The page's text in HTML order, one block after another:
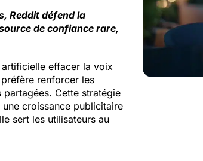
Reddit défend la
de confiance rare,
artificielle effacer la voix
renforcer les
Cette stratégie
croissance publicitaire
sert les utilisateurs au